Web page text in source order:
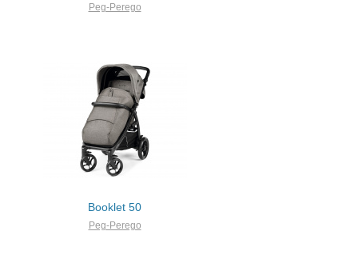
Peg-Perego
Booklet 50
Peg-Perego